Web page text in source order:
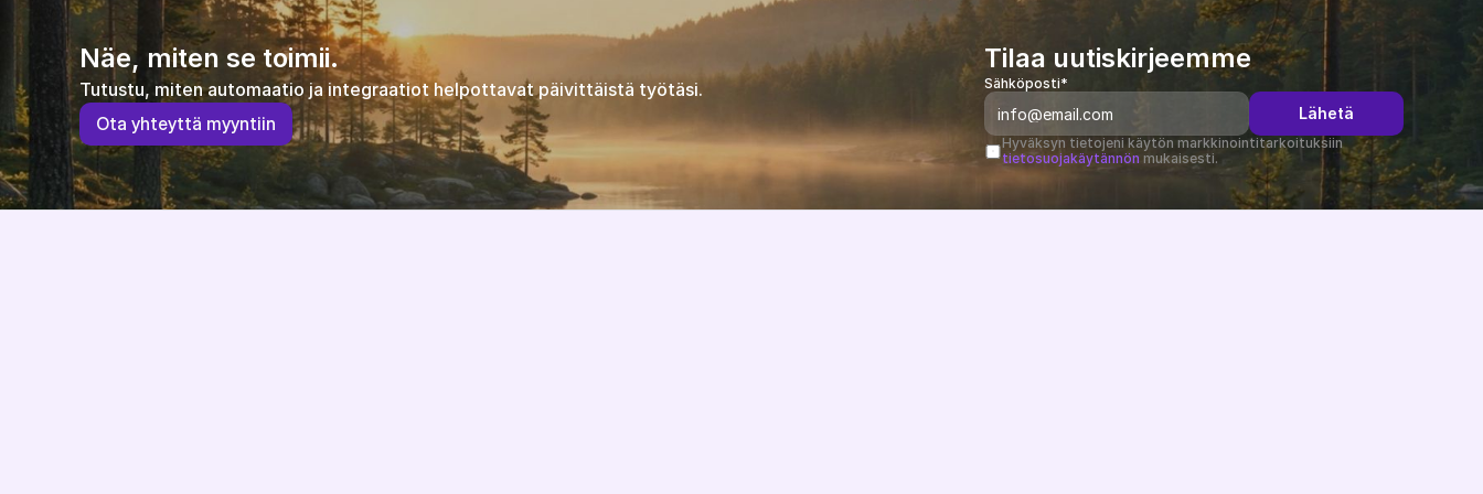
Näe, miten se toimii.
Tutustu, miten automaatio ja integraatiot helpottavat päivittäistä työtäsi.
Ota yhteyttä myyntiin
Tilaa uutiskirjeemme
Sähköposti*
Lähetä
Hyväksyn tietojeni käytön markkinointitarkoituksiin
tietosuojakäytännön mukaisesti.